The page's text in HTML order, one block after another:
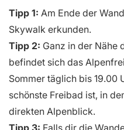
Tipp 1: Am Ende der
Skywalk erkunden.
Tipp 2: Ganz in der Nähe
befindet sich das
Sommer täglich bis 19.00
schönste Freibad ist, in
direkten Alpenblick.
Tipp 3: Falls dir die